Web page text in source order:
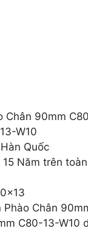
Chân 90mm
W10
Quốc
Năm trên
Phào Chân
C80-13-